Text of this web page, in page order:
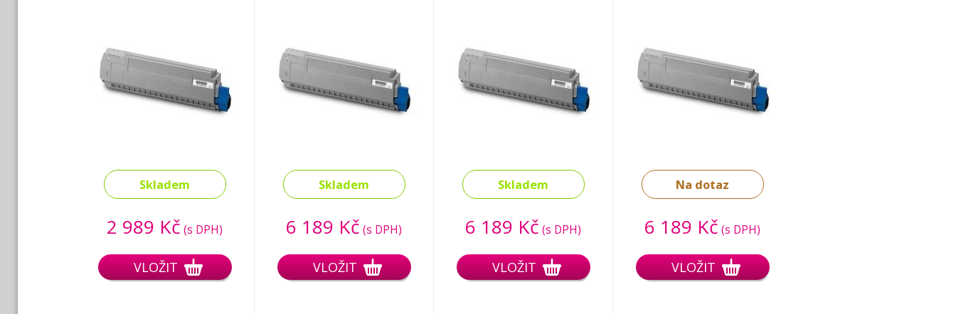
Skladem
2 989 Kč (s DPH)
VLOŽIT
Skladem
6 189 Kč (s DPH)
VLOŽIT
Skladem
6 189 Kč (s DPH)
VLOŽIT
Na dotaz
6 189 Kč (s DPH)
VLOŽIT